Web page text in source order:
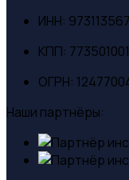
ИНН:
КПП: 773501001
ОГРН:
Наши партнёры: